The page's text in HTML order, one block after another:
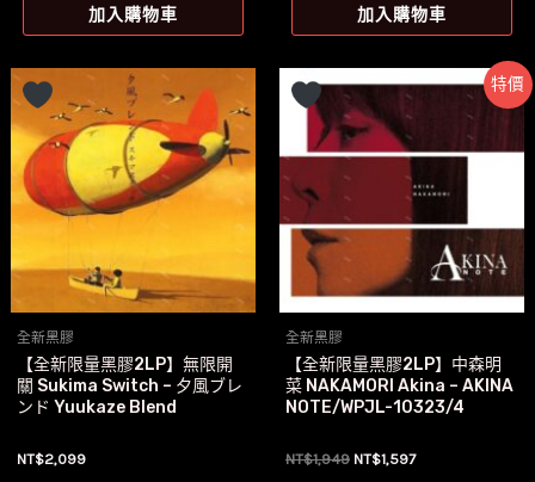
價
格：
價
格：
加入購物車
價
格：
價
格：
加入購物車
全新黑膠
【全新限量黑膠2LP】無限開
關 Sukima Switch – 夕風ブレ
ンド Yuukaze Blend
NT$2,099
特價
全新黑膠
【全新限量黑膠2LP】中森明
菜 NAKAMORI Akina – AKINA
NOTE/WPJL-10323/4
NT$1,949 原
NT$1,597目